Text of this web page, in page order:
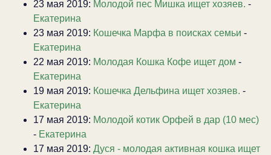
23 мая 2019: Молодой пес Мишка ищет хозяев. -
Екатерина
23 мая 2019: Кошечка Марфа в поисках семьи -
Екатерина
22 мая 2019: Молодая Кошка Кофе ищет дом -
Екатерина
19 мая 2019: Кошечка Дельфина ищет хозяев. -
Екатерина
17 мая 2019: Молодой котик Орфей в дар (10 мес)
- Екатерина
17 мая 2019: Дуся - молодая активная кошка ищет